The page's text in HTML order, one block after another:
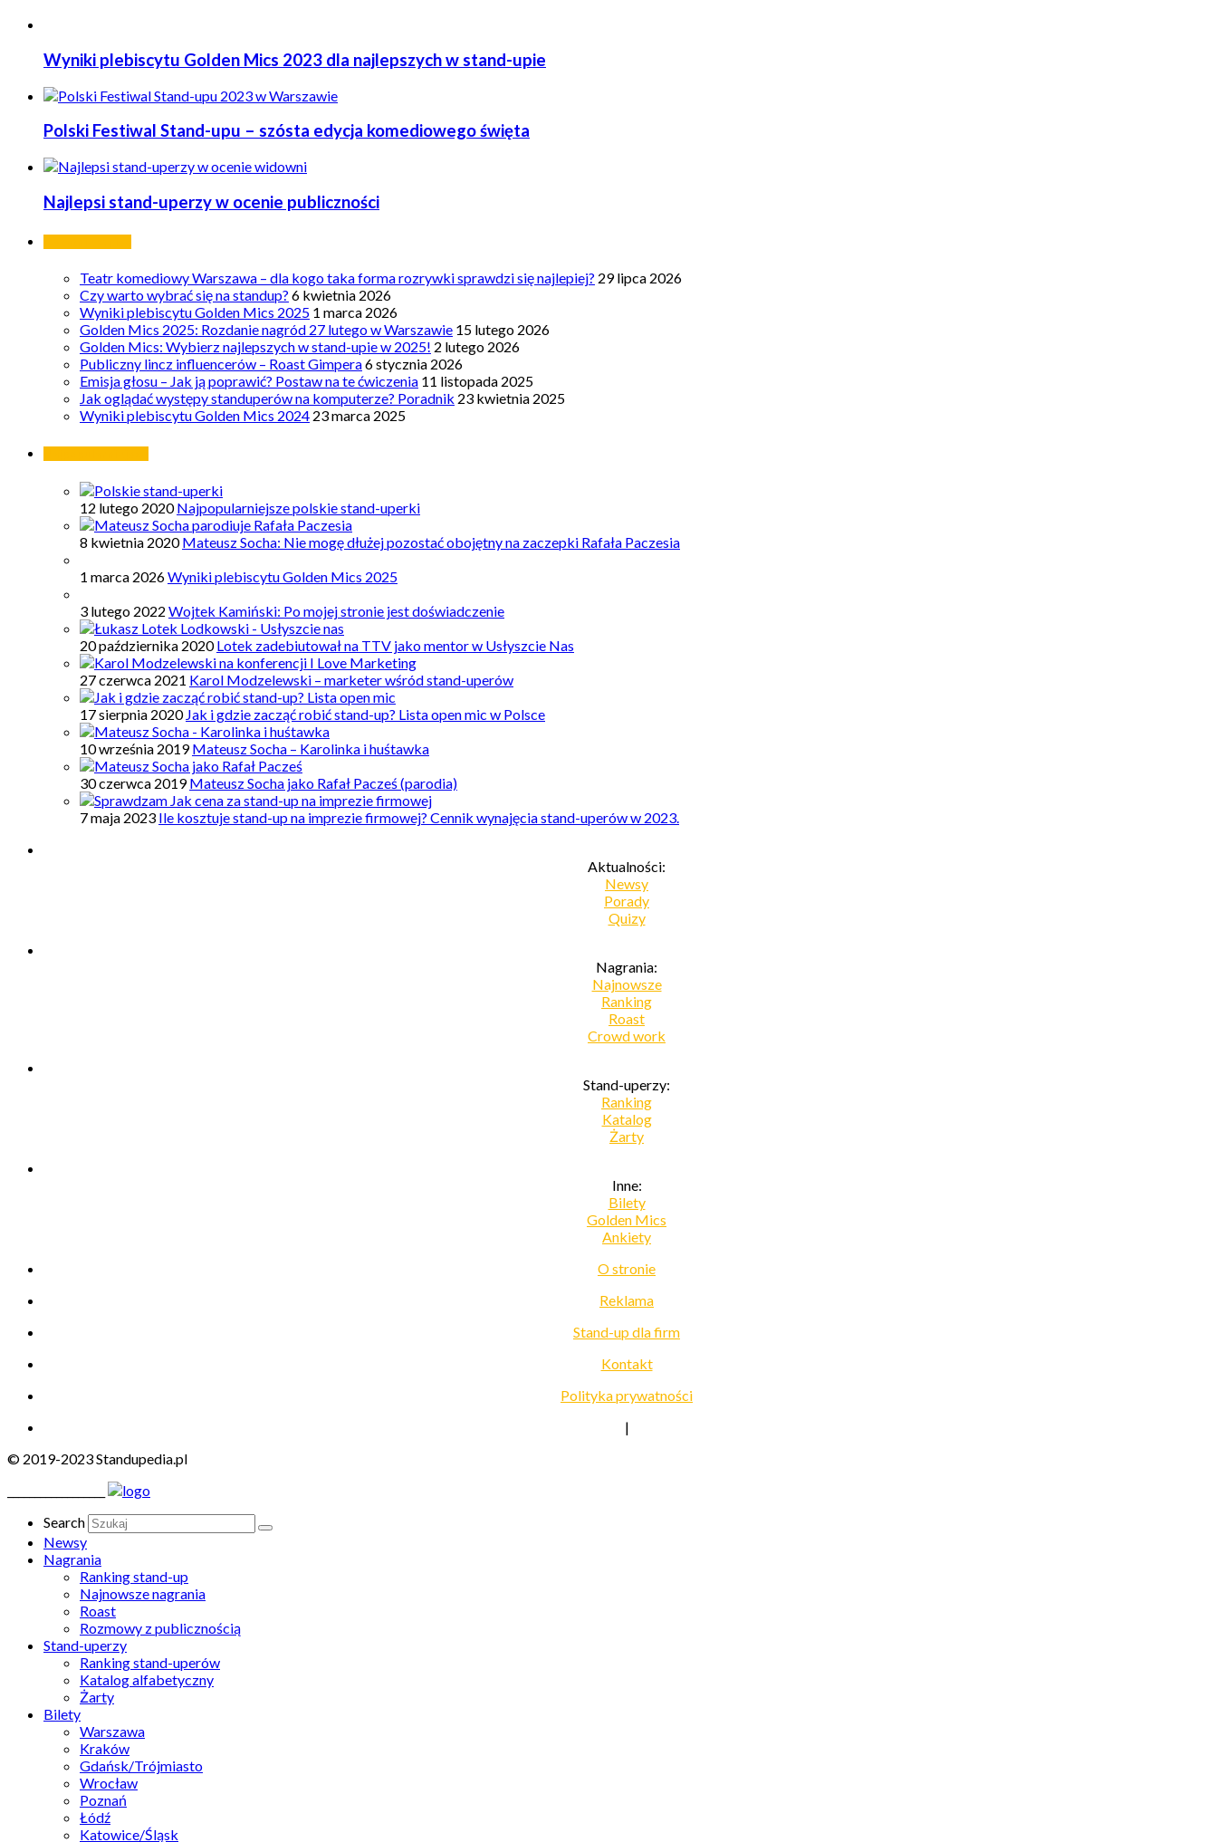
Wyniki plebiscytu Golden Mics 2023 dla najlepszych w stand-upie
Polski Festiwal Stand-upu – szósta edycja komediowego święta
Najlepsi stand-uperzy w ocenie publiczności
Teatr komediowy Warszawa – dla kogo taka forma rozrywki sprawdzi się najlepiej? 29 lipca 2026
Czy warto wybrać się na standup? 6 kwietnia 2026
Wyniki plebiscytu Golden Mics 2025 1 marca 2026
Golden Mics 2025: Rozdanie nagród 27 lutego w Warszawie 15 lutego 2026
Golden Mics: Wybierz najlepszych w stand-upie w 2025! 2 lutego 2026
Publiczny lincz influencerów – Roast Gimpera6 stycznia 2026
Emisja głosu – Jak ją poprawić? Postaw na te ćwiczenia 11 listopada 2025
Jak oglądać występy standuperów na komputerze? Poradnik 23 kwietnia 2025
Wyniki plebiscytu Golden Mics 2024 23 marca 2025
12 lutego 2020 Najpopularniejsze polskie stand-uperki
8 kwietnia 2020 Mateusz Socha: Nie mogę dłużej pozostać obojętny na zaczepki Rafała Paczesia
1 marca 2026Wyniki plebiscytu Golden Mics 2025
3 lutego 2022 Wojtek Kamiński: Po mojej stronie jest doświadczenie
20 października 2020 Lotek zadebiutował na TTV jako mentor w Usłyszcie Nas
27 czerwca 2021 Karol Modzelewski – marketer wśród stand-uperów
17 sierpnia 2020 Jak i gdzie zacząć robić stand-up? Lista open mic w Polsce
10 września 2019 Mateusz Socha – Karolinka i huśtawka
30 czerwca 2019 Mateusz Socha jako Rafał Pacześ (parodia)
7 maja 2023 Ile kosztuje stand-up na imprezie firmowej? Cennik wynajęcia stand-uperów w 2023.
Aktualności:
Newsy
Porady
Quizy
Nagrania:
Najnowsze
Ranking
Roast
Crowd work
Stand-uperzy:
Ranking
Katalog
Żarty
Inne:
Bilety
Golden Mics
Ankiety
O stronie
Reklama
Stand-up dla firm
Kontakt
Polityka prywatności
|
© 2019-2023 Standupedia.pl
Search
Newsy
Nagrania
Ranking stand-up
Najnowsze nagrania
Roast
Rozmowy z publicznością
Stand-uperzy
Ranking stand-uperów
Katalog alfabetyczny
Żarty
Bilety
Warszawa
Kraków
Gdańsk/Trójmiasto
Wrocław
Poznań
Łódź
Katowice/Śląsk